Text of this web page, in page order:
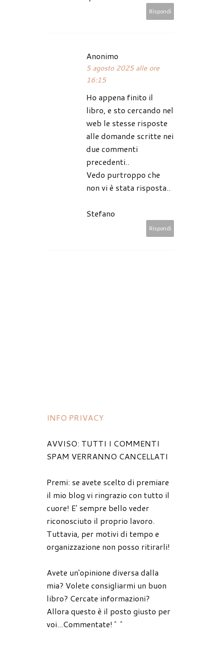
Rispondi
Anonimo
5 agosto 2025 alle ore
16:15
Ho appena finito il
libro, e sto cercando nel
web le stesse risposte
alle domande scritte nei
due commenti
precedenti..
Vedo purtroppo che
non vi è stata risposta..
Stefano
Rispondi
INFO PRIVACY
AVVISO: TUTTI I COMMENTI
SPAM VERRANNO CANCELLATI
Premi: se avete scelto di premiare
il mio blog vi ringrazio con tutto il
cuore! E' sempre bello veder
riconosciuto il proprio lavoro.
Tuttavia, per motivi di tempo e
organizzazione non posso ritirarli!
Avete un'opinione diversa dalla
mia? Volete consigliarmi un buon
libro? Cercate informazioni?
Allora questo è il posto giusto per
voi...Commentate!^^